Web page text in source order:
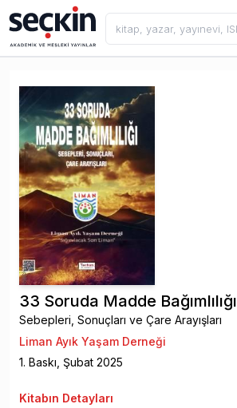
33 Soruda Madde Bağımlılığı
Sebepleri, Sonuçları ve Çare Arayışları
Liman Ayık Yaşam Derneği
1. Baskı, Şubat 2025
Kitabın Detayları